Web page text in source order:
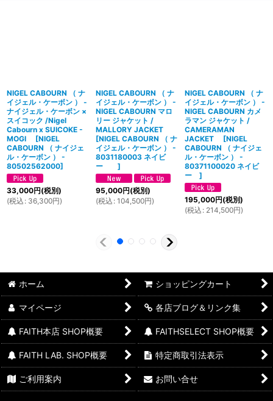
NIGEL CABOURN （ ナ
イジェル・ケーボン ） -
ナイジェル・ケーボン ×
スイコック /Nigel
Cabourn x SUICOKE -
MOGI
[NIGEL
CABOURN （ ナイジェ
ル・ケーボン ） -
80502562000]
33,000円(税別)
(税込 : 36,300円)
NIGEL CABOURN （ ナ
イジェル・ケーボン ） -
NIGEL CABOURN マロ
リー ジャケット /
MALLORY JACKET
[NIGEL CABOURN （ ナ
イジェル・ケーボン ） -
8031180003 ネイビ
ー ]
95,000円(税別)
(税込 : 104,500円)
NIGEL CABOURN （ ナ
イジェル・ケーボン ） -
NIGEL CABOURN カメ
ラマン ジャケット /
CAMERAMAN
JACKET
[NIGEL
CABOURN （ ナイジェ
ル・ケーボン ） -
80371100020 ネイビ
ー ]
195,000円(税別)
(税込 : 214,500円)
ホーム ショッピングカート
マイページ 各店ブログ＆リンク集
FAITH本店 SHOP概要 FAITHSELECT SHOP概要
FAITH LAB. SHOP概要 特定商取引法表示
ご利用案内 お問い合せ